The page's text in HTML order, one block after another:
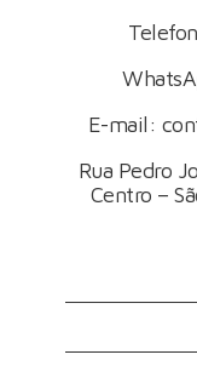
E-mail:
Rua Pedro
Centro –